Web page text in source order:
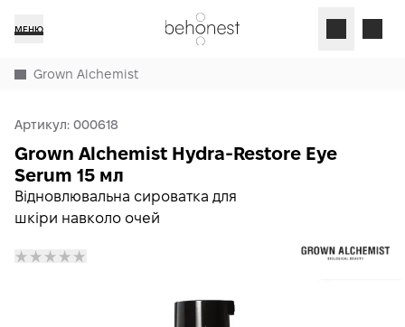
МЕНЮ
Grown Alchemist
Артикул: 000618
Відновлювальна сироватка для
шкіри навколо очей
Grown Alchemist Hydra-Restore Eye
Serum 15 мл